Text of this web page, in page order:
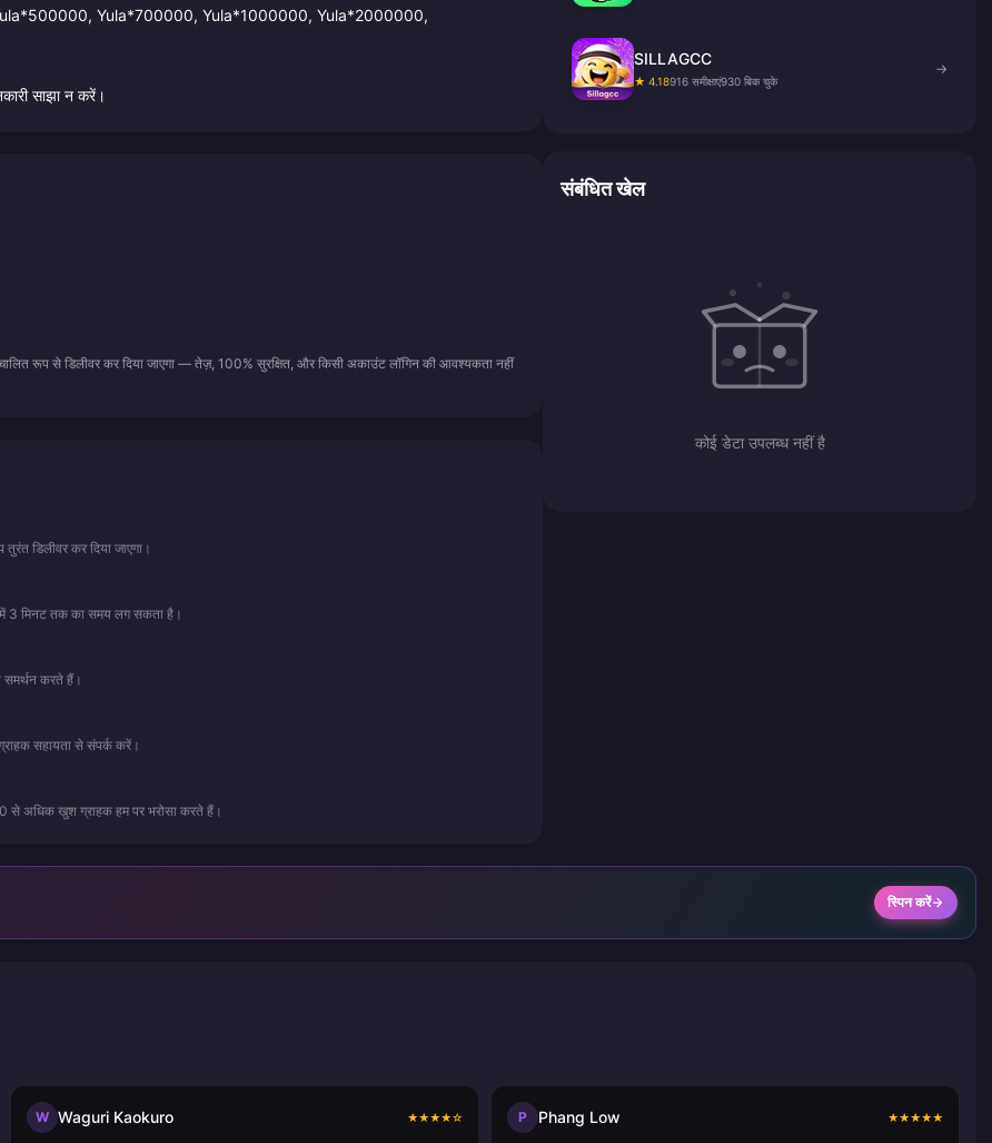
Yula*700000, Yula*1000000, Yula*2000000,
साझा न करें।
रूप से डिलीवर कर दिया जाएगा — तेज़, 100% सुरक्षित, और किसी अकाउंट लॉगिन की आवश्यकता नहीं
डिलीवर कर दिया जाएगा।
3 मिनट तक का समय लग सकता है।
समर्थन करते हैं।
सहायता से संपर्क करें।
से अधिक खुश ग्राहक हम पर भरोसा करते हैं।
SILLAGCC
★ 4.18916 समीक्षाएं930 बिक चुके
→
संबंधित खेल
कोई डेटा उपलब्ध नहीं है
स्पिन करें
W Waguri Kaokuro ★★★★☆ P Phang Low ★★★★★